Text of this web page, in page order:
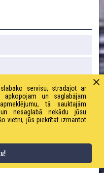
servisu, strādājot ar
un saglabājam
tā sauktajām
nesaglabā nekādu jūsu
vietni, jūs piekrītat izmantot